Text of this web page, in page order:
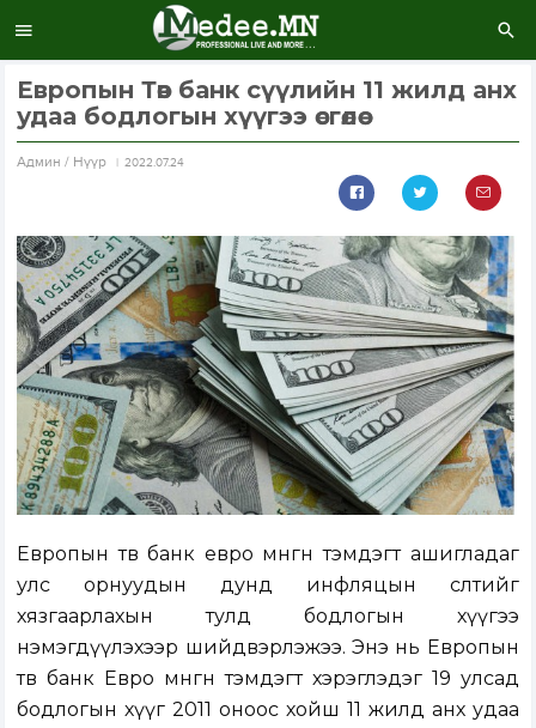
Европын Төв банк сүүлийн 11 жилд анх
удаа бодлогын хүүгээ өсгөлөө
Aдмин / Нүүр 2022.07.24
Европын төв банк евро мөнгөн тэмдэгт ашигладаг
улс орнуудын дунд инфляцын өсөлтийг
хязгаарлахын тулд бодлогын хүүгээ
нэмэгдүүлэхээр шийдвэрлэжээ. Энэ нь Европын
төв банк Евро мөнгөн тэмдэгт хэрэглэдэг 19 улсад
бодлогын хүүг 2011 оноос хойш 11 жилд анх удаа